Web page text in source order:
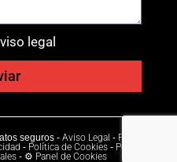
legal
seguros - Aviso Legal - Política
- Política de Cookies- Política
- ⚙ Panel de Cookies